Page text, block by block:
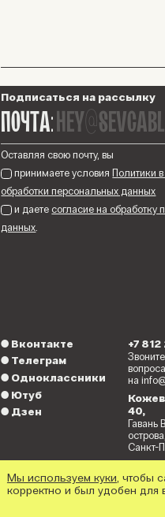
Подписаться на рассылку
ПОЧТА:
Оставляя свою почту, вы
принимаете условияПолитики
обработки персональных данных
и даетесогласие на обработку
данных.
● Вконтакте
● Телеграм
● Одноклассники
● Ютуб
● Дзен
+7
на
40,
Гавань
острова,
Санкт-
© Севкабель Порт
дизайн:
Мы используем куки, чтобы
корректно и был удобен для